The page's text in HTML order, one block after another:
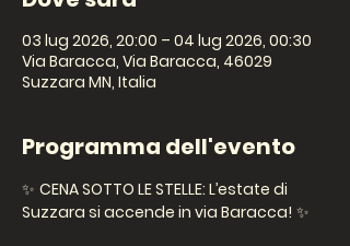
03 lug 2026, 20:00 – 04 lug 2026, 00:30
Via Baracca, Via Baracca, 46029
Suzzara MN, Italia
Programma dell'evento
✨ CENA SOTTO LE STELLE: L’estate di
Suzzara si accende in via Baracca! ✨